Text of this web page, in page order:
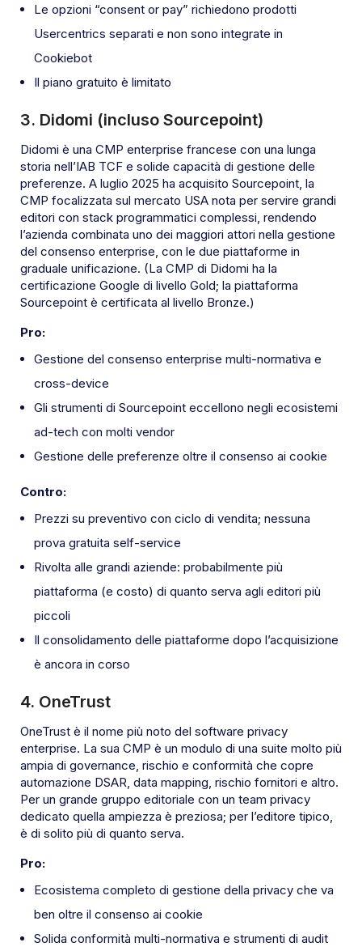
Le opzioni “consent or pay” richiedono prodotti
Usercentrics separati e non sono integrate in
Cookiebot
Il piano gratuito è limitato
3. Didomi (incluso Sourcepoint)
Didomi è una CMP enterprise francese con una lunga
storia nell’IAB TCF e solide capacità di gestione delle
preferenze. A luglio 2025 ha acquisito Sourcepoint, la
CMP focalizzata sul mercato USA nota per servire grandi
editori con stack programmatici complessi, rendendo
l’azienda combinata uno dei maggiori attori nella gestione
del consenso enterprise, con le due piattaforme in
graduale unificazione. (La CMP di Didomi ha la
certificazione Google di livello Gold; la piattaforma
Sourcepoint è certificata al livello Bronze.)
Pro:
Gestione del consenso enterprise multi-normativa e
cross-device
Gli strumenti di Sourcepoint eccellono negli ecosistemi
ad-tech con molti vendor
Gestione delle preferenze oltre il consenso ai cookie
Contro:
Prezzi su preventivo con ciclo di vendita; nessuna
prova gratuita self-service
Rivolta alle grandi aziende: probabilmente più
piattaforma (e costo) di quanto serva agli editori più
piccoli
Il consolidamento delle piattaforme dopo l’acquisizione
è ancora in corso
4. OneTrust
OneTrust è il nome più noto del software privacy
enterprise. La sua CMP è un modulo di una suite molto più
ampia di governance, rischio e conformità che copre
automazione DSAR, data mapping, rischio fornitori e altro.
Per un grande gruppo editoriale con un team privacy
dedicato quella ampiezza è preziosa; per l’editore tipico,
è di solito più di quanto serva.
Pro:
Ecosistema completo di gestione della privacy che va
ben oltre il consenso ai cookie
Solida conformità multi-normativa e strumenti di audit